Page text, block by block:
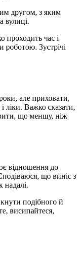
другом, з яким
вулиці.
проходить час і
роботою. Зустрічі
але приховати,
ліки. Важко сказати,
що меншу, ніж
відношення до
що виніс з
надалі.
подібного й
висипайтеся,